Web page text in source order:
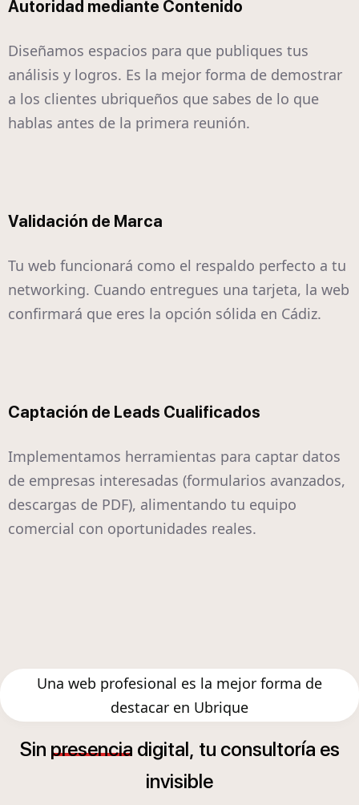
Autoridad mediante Contenido
Diseñamos espacios para que publiques tus
análisis y logros. Es la mejor forma de demostrar
a los clientes ubriqueños que sabes de lo que
hablas antes de la primera reunión.
Validación de Marca
Tu web funcionará como el respaldo perfecto a tu
networking. Cuando entregues una tarjeta, la web
confirmará que eres la opción sólida en Cádiz.
Captación de Leads Cualificados
Implementamos herramientas para captar datos
de empresas interesadas (formularios avanzados,
descargas de PDF), alimentando tu equipo
comercial con oportunidades reales.
Una web profesional es la mejor forma de
destacar en Ubrique
Sin presencia digital, tu consultoría es
invisible